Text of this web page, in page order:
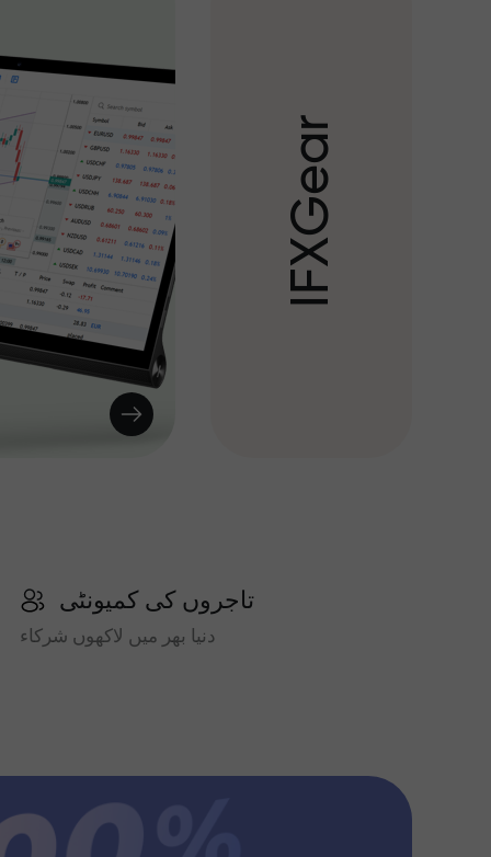
I
F
X
G
e
a
r
تاجروں کی کمیونٹی
دنیا بھر میں لاکھوں شرکاء